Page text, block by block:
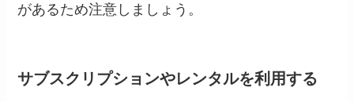
があるため注意しましょう。
サブスクリプションやレンタルを利用する